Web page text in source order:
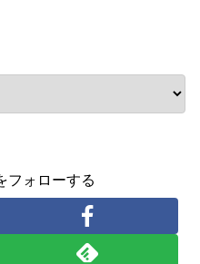
フォローする